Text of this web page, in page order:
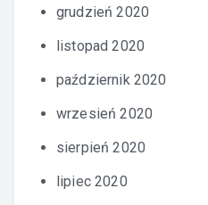
grudzień 2020
listopad 2020
październik 2020
wrzesień 2020
sierpień 2020
lipiec 2020